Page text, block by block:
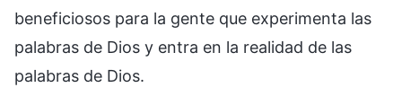
beneficiosos para la gente que experimenta las
palabras de Dios y entra en la realidad de las
palabras de Dios.